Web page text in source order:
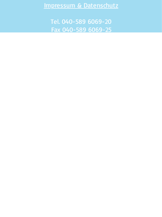
Impressum & Datenschutz
Tel. 040-589 6069-20
Fax 040-589 6069-25